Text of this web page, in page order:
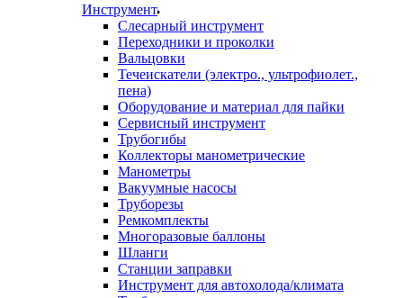
Инструмент
Слесарный инструмент
Переходники и проколки
Вальцовки
Течеискатели (электро., ультрофиолет.,
пена)
Оборудование и материал для пайки
Сервисный инструмент
Трубогибы
Коллекторы манометрические
Манометры
Вакуумные насосы
Труборезы
Ремкомплекты
Многоразовые баллоны
Шланги
Станции заправки
Инструмент для автохолода/климата